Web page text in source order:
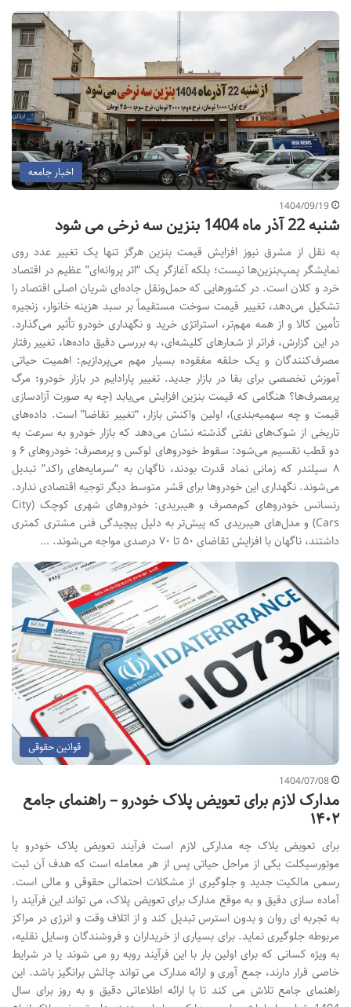
اخبار جامعه
1404/09/19
شنبه 22 آذر ماه 1404 بنزین سه نرخی می شود
به نقل از مشرق نیوز افزایش قیمت بنزین هرگز تنها یک تغییر عدد روی
نمایشگر پمپ‌بنزین‌ها نیست؛ بلکه آغازگر یک “اثر پروانه‌ای” عظیم در اقتصاد
خرد و کلان است. در کشورهایی که حمل‌ونقل جاده‌ای شریان اصلی اقتصاد را
تشکیل می‌دهد، تغییر قیمت سوخت مستقیماً بر سبد هزینه خانوار، زنجیره
تأمین کالا و از همه مهم‌تر، استراتژی خرید و نگهداری خودرو تأثیر می‌گذارد.
در این گزارش، فراتر از شعارهای کلیشه‌ای، به بررسی دقیق داده‌ها، تغییر رفتار
مصرف‌کنندگان و یک حلقه مفقوده بسیار مهم می‌پردازیم: اهمیت حیاتی
آموزش تخصصی برای بقا در بازار جدید. تغییر پارادایم در بازار خودرو؛ مرگ
پرمصرف‌ها؟ هنگامی که قیمت بنزین افزایش می‌یابد (چه به صورت آزادسازی
قیمت و چه سهمیه‌بندی)، اولین واکنش بازار، “تغییر تقاضا” است. داده‌های
تاریخی از شوک‌های نفتی گذشته نشان می‌دهد که بازار خودرو به سرعت به
دو قطب تقسیم می‌شود: سقوط خودروهای لوکس و پرمصرف: خودروهای ۶ و
۸ سیلندر که زمانی نماد قدرت بودند، ناگهان به “سرمایه‌های راکد” تبدیل
می‌شوند. نگهداری این خودروها برای قشر متوسط دیگر توجیه اقتصادی ندارد.
رنسانس خودروهای کم‌مصرف و هیبریدی: خودروهای شهری کوچک (City
Cars) و مدل‌های هیبریدی که پیش‌تر به دلیل پیچیدگی فنی مشتری کمتری
داشتند، ناگهان با افزایش تقاضای ۵۰ تا ۷۰ درصدی مواجه می‌شوند. …
قوانین حقوقی
1404/07/08
مدارک لازم برای تعویض پلاک خودرو – راهنمای جامع
۱۴۰۲
برای تعویض پلاک چه مدارکی لازم است فرآیند تعویض پلاک خودرو یا
موتورسیکلت یکی از مراحل حیاتی پس از هر معامله است که هدف آن ثبت
رسمی مالکیت جدید و جلوگیری از مشکلات احتمالی حقوقی و مالی است.
آماده سازی دقیق و به موقع مدارک برای تعویض پلاک، می تواند این فرآیند را
به تجربه ای روان و بدون استرس تبدیل کند و از اتلاف وقت و انرژی در مراکز
مربوطه جلوگیری نماید. برای بسیاری از خریداران و فروشندگان وسایل نقلیه،
به ویژه کسانی که برای اولین بار با این فرآیند روبه رو می شوند یا در شرایط
خاصی قرار دارند، جمع آوری و ارائه مدارک می تواند چالش برانگیز باشد. این
راهنمای جامع تلاش می کند تا با ارائه اطلاعاتی دقیق و به روز برای سال